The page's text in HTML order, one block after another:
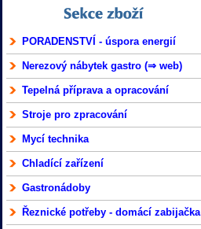
PORADENSTVÍ - úspora energií
Nerezový nábytek gastro (⇒ web)
Tepelná příprava a opracování
Stroje pro zpracování
Mycí technika
Chladící zařízení
Gastronádoby
Řeznické potřeby - domácí zabijačka